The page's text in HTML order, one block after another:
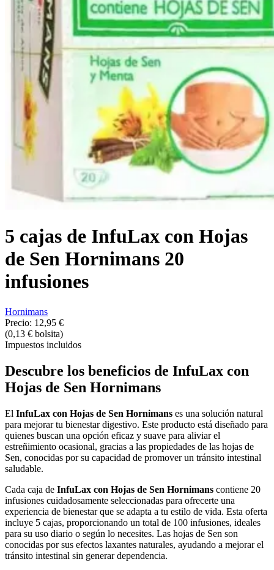
5 cajas de InfuLax con Hojas
de Sen Hornimans 20
infusiones
Hornimans
Precio: 12,95 €
(0,13 € bolsita)
Impuestos incluidos
Descubre los beneficios de InfuLax con
Hojas de Sen Hornimans
El InfuLax con Hojas de Sen Hornimans es una solución natural
para mejorar tu bienestar digestivo. Este producto está diseñado para
quienes buscan una opción eficaz y suave para aliviar el
estreñimiento ocasional, gracias a las propiedades de las hojas de
Sen, conocidas por su capacidad de promover un tránsito intestinal
saludable.
Cada caja de InfuLax con Hojas de Sen Hornimans contiene 20
infusiones cuidadosamente seleccionadas para ofrecerte una
experiencia de bienestar que se adapta a tu estilo de vida. Esta oferta
incluye 5 cajas, proporcionando un total de 100 infusiones, ideales
para su uso diario o según lo necesites. Las hojas de Sen son
conocidas por sus efectos laxantes naturales, ayudando a mejorar el
tránsito intestinal sin generar dependencia.